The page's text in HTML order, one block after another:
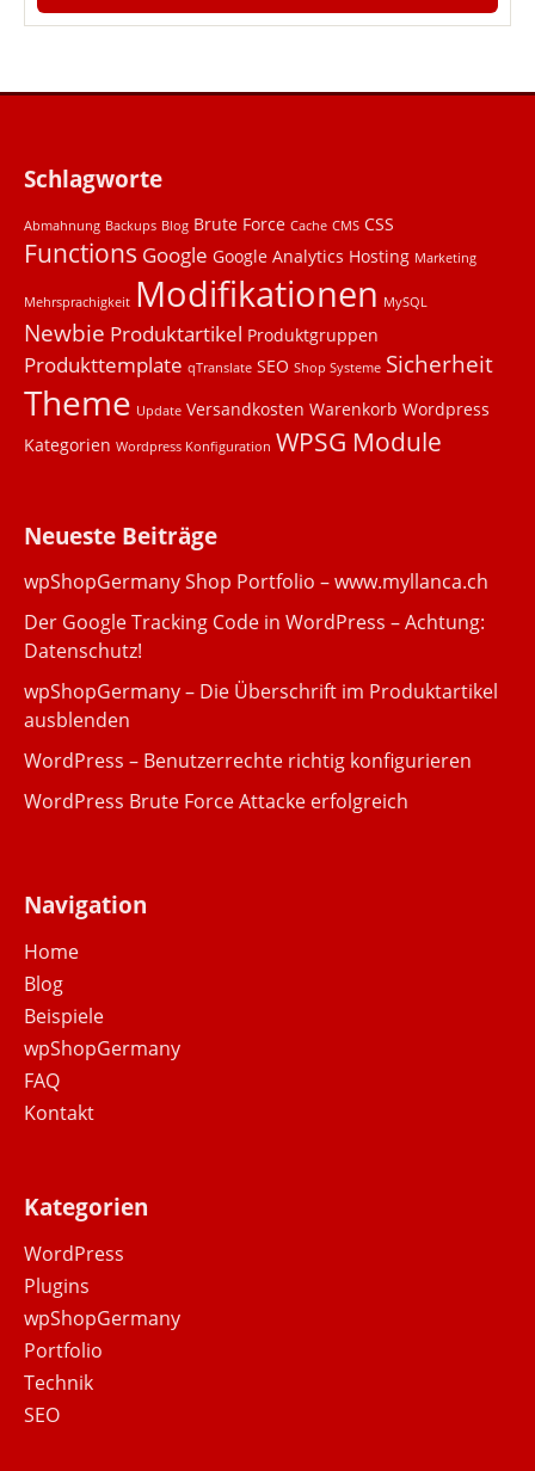
Schlagworte
Abmahnung Backups Blog Brute Force Cache CMS CSS
Functions Google Google Analytics Hosting Marketing
Mehrsprachigkeit Modifikationen MySQL
Newbie Produktartikel Produktgruppen
Produkttemplate qTranslate SEO Shop Systeme Sicherheit
Theme Update Versandkosten Warenkorb Wordpress
Kategorien Wordpress Konfiguration WPSG Module
Neueste Beiträge
wpShopGermany Shop Portfolio – www.myllanca.ch
Der Google Tracking Code in WordPress – Achtung:
Datenschutz!
wpShopGermany – Die Überschrift im Produktartikel
ausblenden
WordPress – Benutzerrechte richtig konfigurieren
WordPress Brute Force Attacke erfolgreich
Navigation
Home
Blog
Beispiele
wpShopGermany
FAQ
Kontakt
Kategorien
WordPress
Plugins
wpShopGermany
Portfolio
Technik
SEO